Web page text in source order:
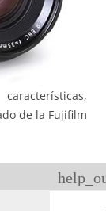
de la Fujifilm